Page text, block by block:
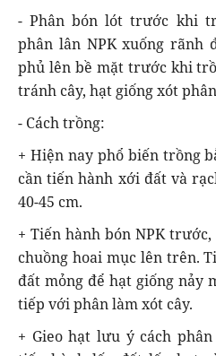
- Phân bón lót trước khi
phân lân NPK xuống rãnh
phủ lên bề mặt trước khi
tránh cây, hạt giống xót
- Cách trồng:
+ Hiện nay phổ biến trồng
cần tiến hành xới đất và
40-45 cm.
+ Tiến hành bón NPK
chuồng hoai mục lên trên.
đất mỏng để hạt giống nảy
tiếp với phân làm xót cây.
+ Gieo hạt lưu ý cách